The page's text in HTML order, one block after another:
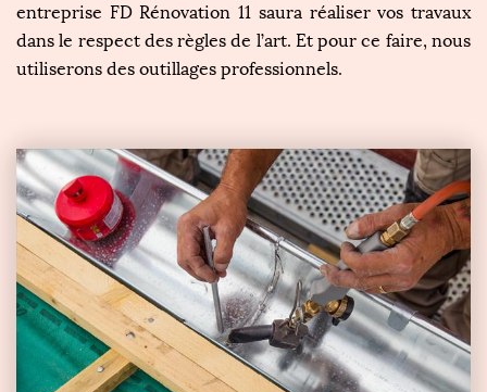
entreprise FD Rénovation 11 saura réaliser vos travaux
dans le respect des règles de l’art. Et pour ce faire, nous
utiliserons des outillages professionnels.